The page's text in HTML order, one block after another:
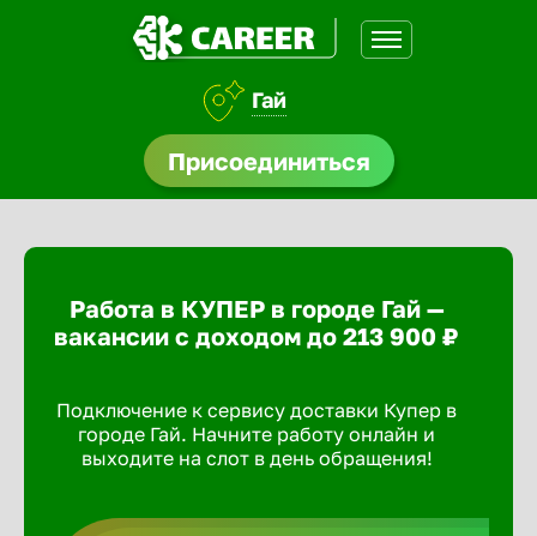
Гай
Присоединиться
Работа в КУПЕР в городе Гай —
вакансии с доходом до 213 900 ₽
Подключение к сервису доставки Купер в
городе Гай. Начните работу онлайн и
выходите на слот в день обращения!